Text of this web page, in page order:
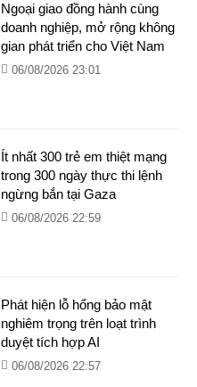
Ngoại giao đồng hành cùng
doanh nghiệp, mở rộng không
gian phát triển cho Việt Nam
06/08/2026 23:01
Ít nhất 300 trẻ em thiệt mạng
trong 300 ngày thực thi lệnh
ngừng bắn tại Gaza
06/08/2026 22:59
Phát hiện lỗ hổng bảo mật
nghiêm trọng trên loạt trình
duyệt tích hợp AI
06/08/2026 22:57